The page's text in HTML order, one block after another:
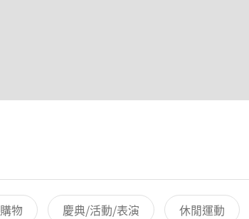
購物 慶典/活動/表演 休閒運動